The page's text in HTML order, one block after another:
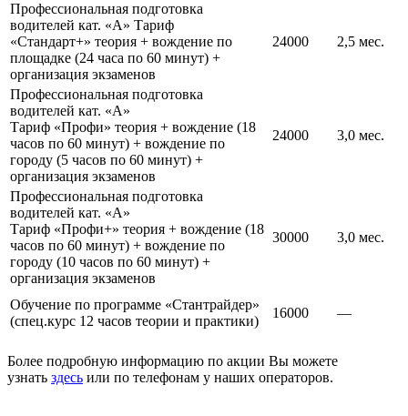
Профессиональная подготовка
водителей кат. «А» Тариф
«Стандарт+» теория + вождение по
площадке (24 часа по 60 минут) +
организация экзаменов
24000 2,5 мес.
Профессиональная подготовка
водителей кат. «А»
Тариф «Профи» теория + вождение (18
часов по 60 минут) + вождение по
городу (5 часов по 60 минут) +
организация экзаменов
24000 3,0 мес.
Профессиональная подготовка
водителей кат. «А»
Тариф «Профи+» теория + вождение (18
часов по 60 минут) + вождение по
городу (10 часов по 60 минут) +
организация экзаменов
30000 3,0 мес.
Обучение по программе «Стантрайдер»
(спец.курс 12 часов теории и практики)
16000 —
Более подробную информацию по акции Вы можете
узнать здесь или по телефонам у наших операторов.